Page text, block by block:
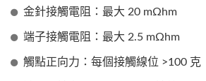
金針接觸電阻：最大 20 mΩhm
端子接觸電阻：最大 2.5 mΩhm
觸點正向力：每個接觸線位 >100 克